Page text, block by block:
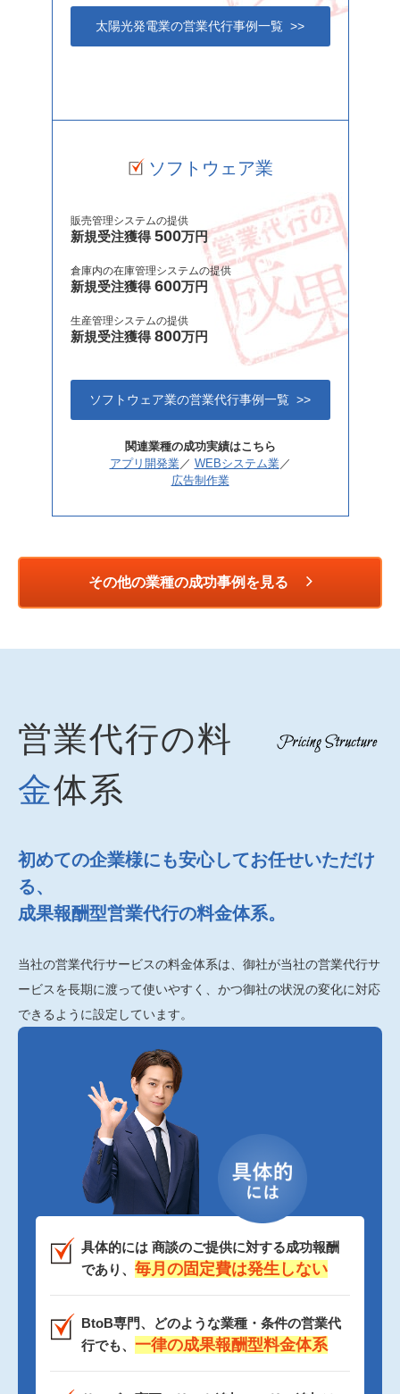
太陽光発電業の営業代行事例一覧 >>
ソフトウェア業
販売管理システムの提供
新規受注獲得500万円
倉庫内の在庫管理システムの提供
新規受注獲得600万円
生産管理システムの提供
新規受注獲得800万円
ソフトウェア業の営業代行事例一覧 >>
関連業種の成功実績はこちら
アプリ開発業／ WEBシステム業／
広告制作業
その他の業種の成功事例を見る
営業代行の料
金体系
初めての企業様にも安心してお任せいただけ
る、
成果報酬型営業代行の料金体系。
当社の営業代行サービスの料金体系は、御社が当社の営業代行サ
ービスを長期に渡って使いやすく、かつ御社の状況の変化に対応
できるように設定しています。
具体的には 商談のご提供に対する成功報酬
であり、 毎月の固定費は発生しない
BtoB専門、どのような業種・条件の営業代
行でも、 一律の成果報酬型料金体系